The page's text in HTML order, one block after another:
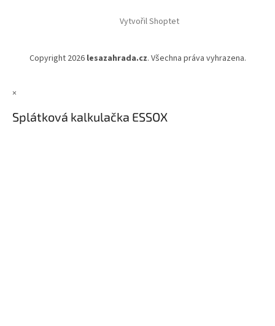
Vytvořil Shoptet
Copyright 2026 lesazahrada.cz. Všechna práva vyhrazena.
×
Splátková kalkulačka ESSOX